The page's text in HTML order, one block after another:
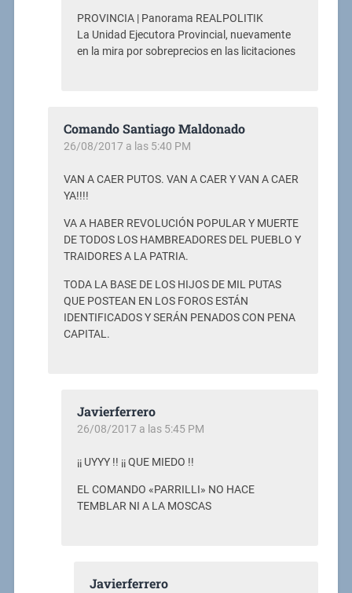
PROVINCIA | Panorama REALPOLITIK
La Unidad Ejecutora Provincial, nuevamente
en la mira por sobreprecios en las licitaciones
Comando Santiago Maldonado
26/08/2017 a las 5:40 PM
VAN A CAER PUTOS. VAN A CAER Y VAN A CAER
YA!!!!
VA A HABER REVOLUCIÓN POPULAR Y MUERTE
DE TODOS LOS HAMBREADORES DEL PUEBLO Y
TRAIDORES A LA PATRIA.
TODA LA BASE DE LOS HIJOS DE MIL PUTAS
QUE POSTEAN EN LOS FOROS ESTÁN
IDENTIFICADOS Y SERÁN PENADOS CON PENA
CAPITAL.
Javierferrero
26/08/2017 a las 5:45 PM
¡¡ UYYY !! ¡¡ QUE MIEDO !!
EL COMANDO «PARRILLI» NO HACE
TEMBLAR NI A LA MOSCAS
Javierferrero